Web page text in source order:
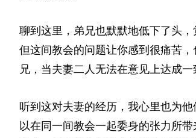
聊到这里，弟兄也默默地低下了头
但这间教会的问题让你感到很痛苦
兄，当夫妻二人无法在意见上达成
听到这对夫妻的经历，我心里也为
以在同一间教会一起委身的张力所